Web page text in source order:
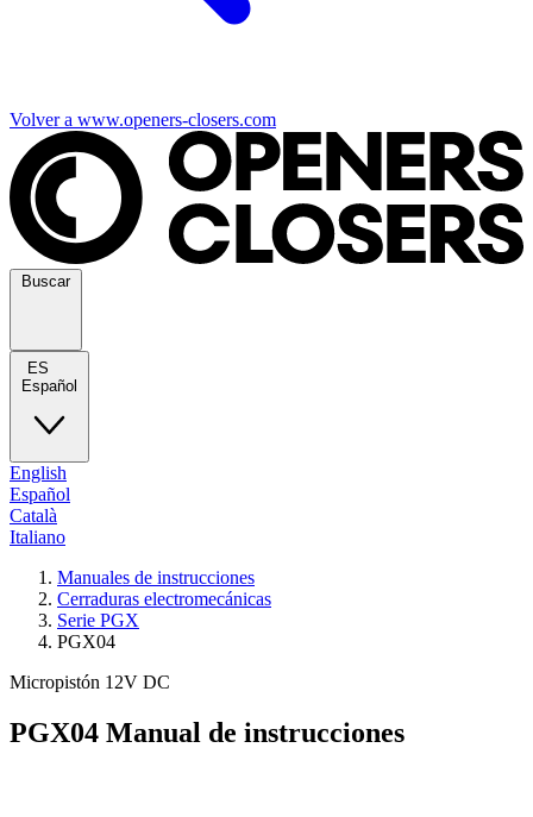
Volver a www.openers-closers.com
Buscar
ES
Español
English
Español
Català
Italiano
Manuales de instrucciones
Cerraduras electromecánicas
Serie PGX
PGX04
Micropistón 12V DC
PGX04 Manual de instrucciones